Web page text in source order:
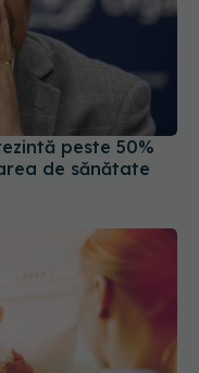
peste 50%
de sănătate